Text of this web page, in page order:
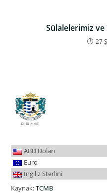
Sülalelerimiz ve
27
ABD Doları
Euro
İngiliz Sterlini
Kaynak:TCMB